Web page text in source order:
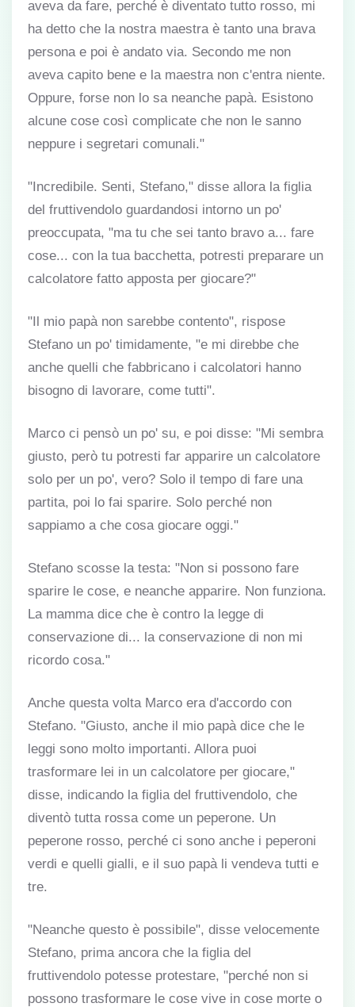
aveva da fare, perché è diventato tutto rosso, mi
ha detto che la nostra maestra è tanto una brava
persona e poi è andato via. Secondo me non
aveva capito bene e la maestra non c'entra niente.
Oppure, forse non lo sa neanche papà. Esistono
alcune cose così complicate che non le sanno
neppure i segretari comunali."
"Incredibile. Senti, Stefano," disse allora la figlia
del fruttivendolo guardandosi intorno un po'
preoccupata, "ma tu che sei tanto bravo a... fare
cose... con la tua bacchetta, potresti preparare un
calcolatore fatto apposta per giocare?"
"Il mio papà non sarebbe contento", rispose
Stefano un po' timidamente, "e mi direbbe che
anche quelli che fabbricano i calcolatori hanno
bisogno di lavorare, come tutti".
Marco ci pensò un po' su, e poi disse: "Mi sembra
giusto, però tu potresti far apparire un calcolatore
solo per un po', vero? Solo il tempo di fare una
partita, poi lo fai sparire. Solo perché non
sappiamo a che cosa giocare oggi."
Stefano scosse la testa: "Non si possono fare
sparire le cose, e neanche apparire. Non funziona.
La mamma dice che è contro la legge di
conservazione di... la conservazione di non mi
ricordo cosa."
Anche questa volta Marco era d'accordo con
Stefano. "Giusto, anche il mio papà dice che le
leggi sono molto importanti. Allora puoi
trasformare lei in un calcolatore per giocare,"
disse, indicando la figlia del fruttivendolo, che
diventò tutta rossa come un peperone. Un
peperone rosso, perché ci sono anche i peperoni
verdi e quelli gialli, e il suo papà li vendeva tutti e
tre.
"Neanche questo è possibile", disse velocemente
Stefano, prima ancora che la figlia del
fruttivendolo potesse protestare, "perché non si
possono trasformare le cose vive in cose morte o